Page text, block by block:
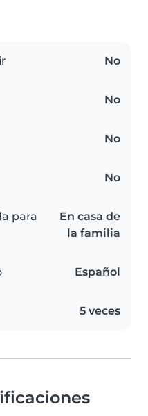
No
No
No
No
para
En casa de
la familia
Español
5 veces